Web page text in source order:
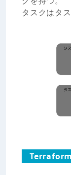
タスクはタ